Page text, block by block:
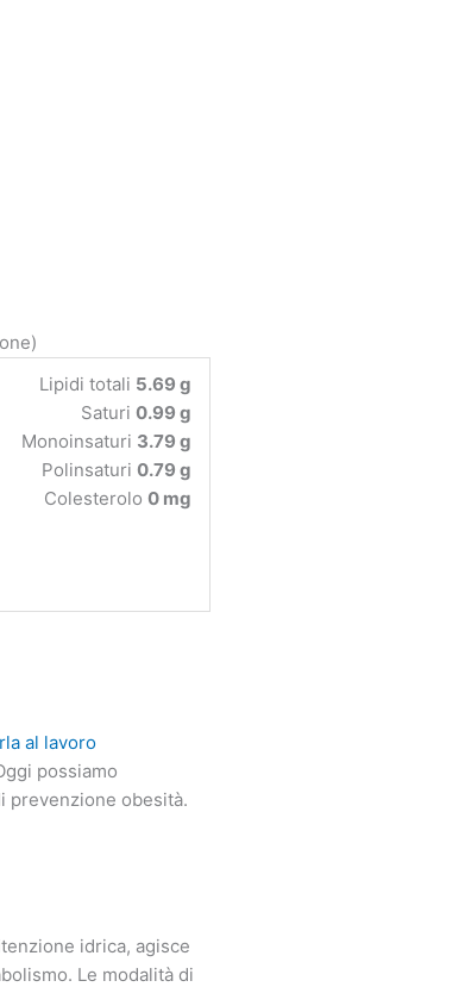
Lipidi totali 5.69 g
Saturi 0.99 g
Monoinsaturi 3.79 g
Polinsaturi 0.79 g
Colesterolo 0 mg
al lavoro
possiamo
prevenzione obesità.
idrica, agisce
Le modalità di